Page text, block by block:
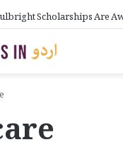
on Telegram in Urdu